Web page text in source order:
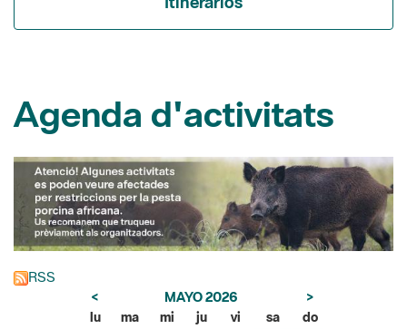
Agenda d'activitats
RSS
< MAYO 2026
>
lu
ma mi ju vi sa
do